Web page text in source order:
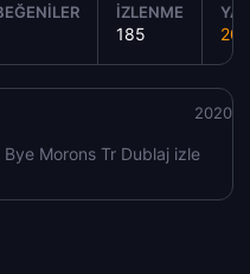
İZLENME
185
Morons Tr Dublaj izle
2020